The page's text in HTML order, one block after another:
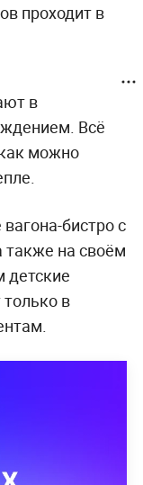
проходит в
в
Всё
можно
бистро с
также на своём
детские
в